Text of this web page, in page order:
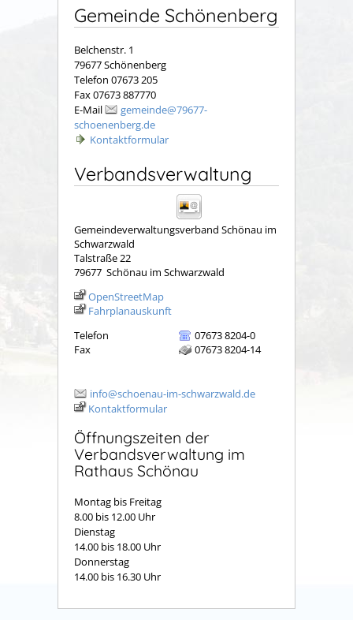
Gemeinde Schönenberg
Belchenstr. 1
79677 Schönenberg
Telefon 07673 205
Fax 07673 887770
E-Mail
gemeinde@79677-
schoenenberg.de
Kontaktformular
Verbandsverwaltung
Gemeindeverwaltungsverband Schönau im
Schwarzwald
Talstraße 22
79677 Schönau im Schwarzwald
OpenStreetMap
Fahrplanauskunft
Telefon
07673 8204-0
Fax
07673 8204-14
info@schoenau-im-schwarzwald.de
Kontaktformular
Öffnungszeiten der
Verbandsverwaltung im
Rathaus Schönau
Montag bis Freitag
8.00 bis 12.00 Uhr
Dienstag
14.00 bis 18.00 Uhr
Donnerstag
14.00 bis 16.30 Uhr